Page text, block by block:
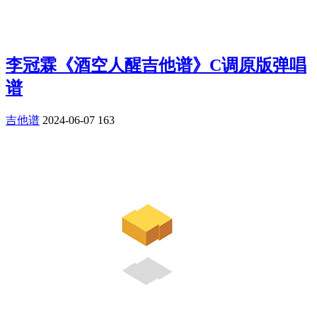
李冠霖《酒空人醒吉他谱》C调原版弹唱
谱
吉他谱 2024-06-07 163